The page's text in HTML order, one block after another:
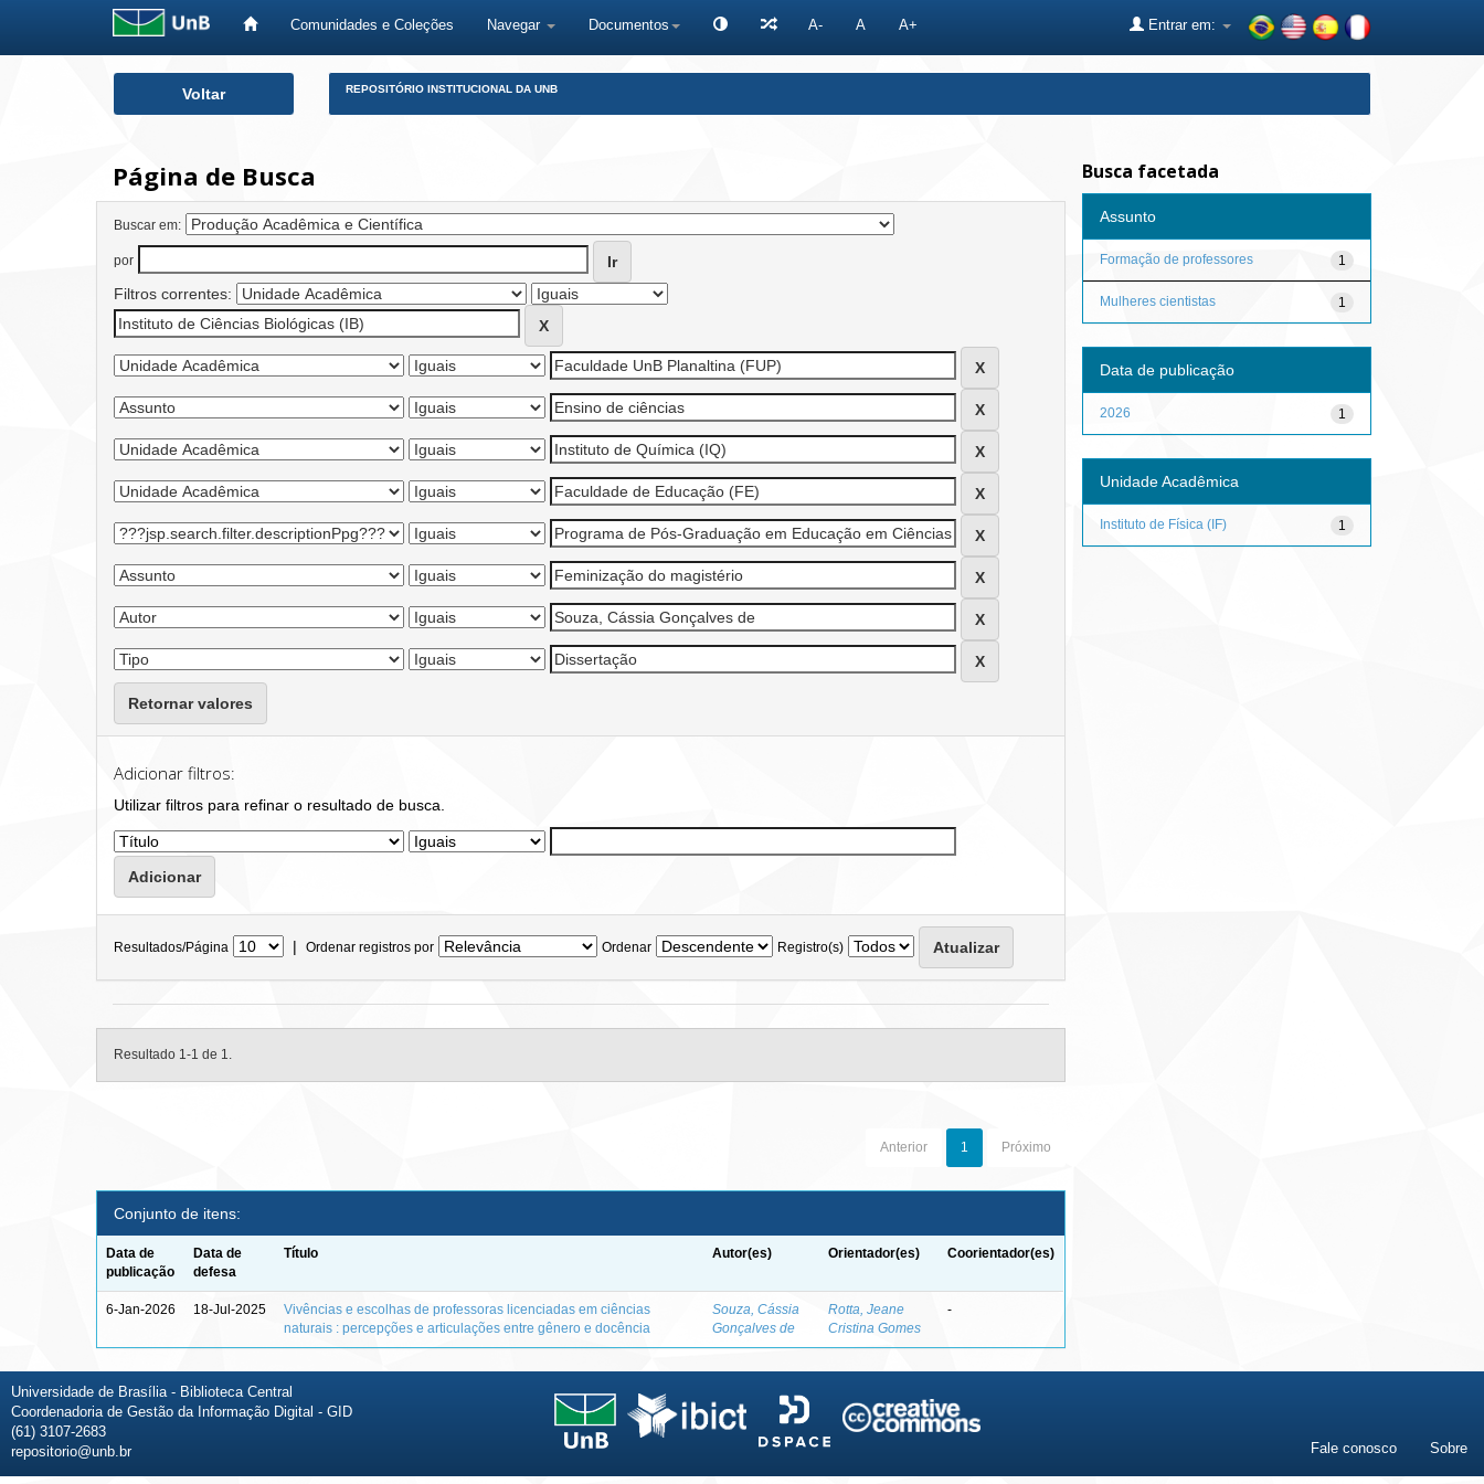
Comunidades e Coleções Navegar Documentos A- A A+ Entrar em:
Voltar REPOSITÓRIO INSTITUCIONAL DA UNB
Página de Busca
Buscar em:
por
Filtros correntes:
Retornar valores
Adicionar filtros:
Utilizar filtros para refinar o resultado de busca.
Resultados/Página | Ordenar registros por Ordenar Registro(s)
Resultado 1-1 de 1.
Anterior 1 Próximo
Conjunto de itens:
Data de
publicação
Data de
defesa
Título Autor(es) Orientador(es) Coorientador(es)
6-Jan-2026 18-Jul-2025
Vivências e escolhas de professoras licenciadas em ciências
naturais : percepções e articulações entre gênero e docência
Souza, Cássia
Gonçalves de
Rotta, Jeane
Cristina Gomes
-
Busca facetada
Assunto
1
Formação de professores
1
Mulheres cientistas
Data de publicação
1
2026
Unidade Acadêmica
1
Instituto de Física (IF)
Universidade de Brasília - Biblioteca Central
Coordenadoria de Gestão da Informação Digital - GID
(61) 3107-2683
repositorio@unb.br
Fale conosco Sobre